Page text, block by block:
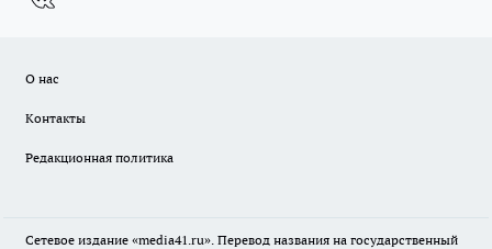
О нас
Контакты
Редакционная политика
Сетевое издание «media41.ru». Перевод названия на государственный